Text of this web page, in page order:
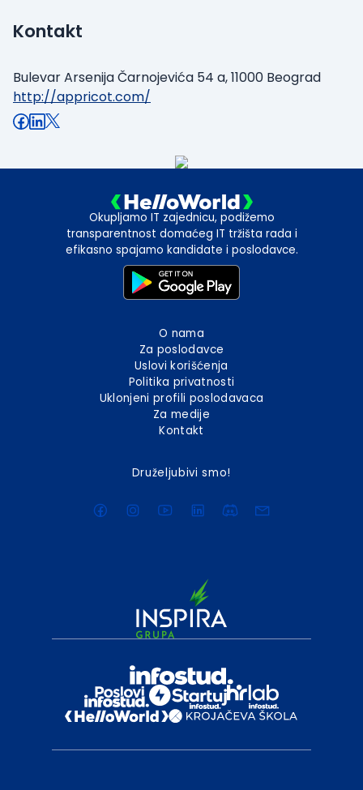
Kontakt
Bulevar Arsenija Čarnojevića 54 a, 11000 Beograd
http://appricot.com/
Okupljamo IT zajednicu, podižemo
transparentnost domaćeg IT tržišta rada i
efikasno spajamo kandidate i poslodavce.
O nama
Za poslodavce
Uslovi korišćenja
Politika privatnosti
Uklonjeni profili poslodavaca
Za medije
Kontakt
Druželjubivi smo!